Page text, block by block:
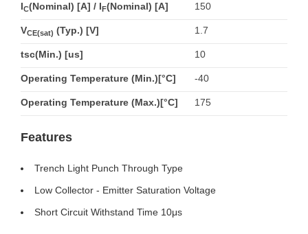
IC(Nominal) [A] / IF(Nominal) [A] 150
VCE(sat) (Typ.) [V] 1.7
tsc(Min.) [us] 10
Operating Temperature (Min.)[°C] -40
Operating Temperature (Max.)[°C] 175
Features
Trench Light Punch Through Type
Low Collector - Emitter Saturation Voltage
Short Circuit Withstand Time 10μs